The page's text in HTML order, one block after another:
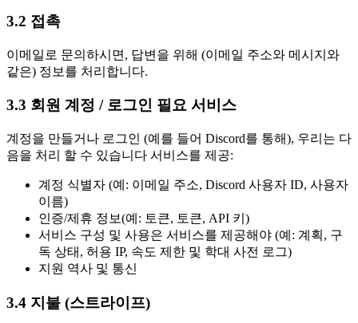
3.2 접촉
이메일로 문의하시면, 답변을 위해 (이메일 주소와 메시지와
같은) 정보를 처리합니다.
3.3 회원 계정 / 로그인 필요 서비스
계정을 만들거나 로그인 (예를 들어 Discord를 통해), 우리는 다
음을 처리 할 수 있습니다 서비스를 제공:
계정 식별자 (예: 이메일 주소, Discord 사용자 ID, 사용자
이름)
인증/제휴 정보(예: 토큰, 토큰, API 키)
서비스 구성 및 사용은 서비스를 제공해야 (예: 계획, 구
독 상태, 허용 IP, 속도 제한 및 학대 사전 로그)
지원 역사 및 통신
3.4 지불 (스트라이프)